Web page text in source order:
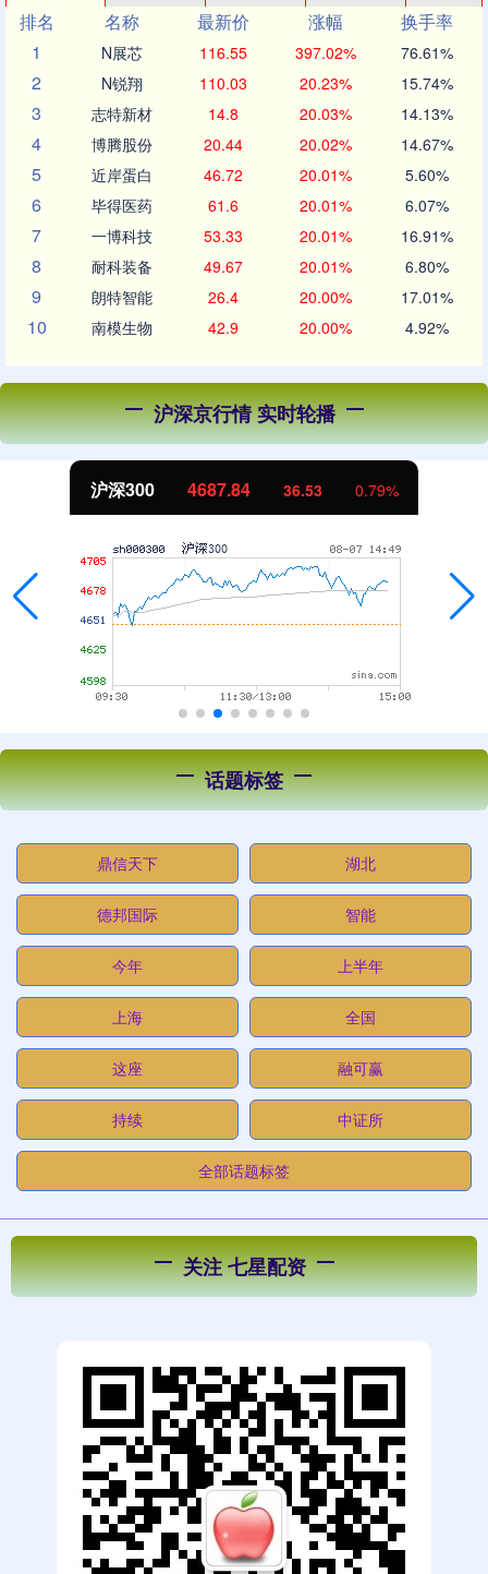
排名
名称 最新价 涨幅
换手率
1
N展芯 116.55 397.02% 76.61%
2 N锐翔 110.03 20.23% 15.74%
3 志特新材 14.8 20.03% 14.13%
4 博腾股份 20.44 20.02% 14.67%
5 近岸蛋白 46.72 20.01% 5.60%
6 毕得医药 61.6 20.01% 6.07%
7 一博科技 53.33 20.01% 16.91%
8 耐科装备 49.67 20.01% 6.80%
9 朗特智能 26.4 20.00% 17.01%
10 南模生物 42.9 20.00% 4.92%
沪深京行情 实时轮播
沪深300 4687.84 36.53 0.79%
话题标签
鼎信天下 湖北
德邦国际 智能
今年 上半年
上海 全国
这座 融可赢
持续 中证所
全部话题标签
关注 七星配资